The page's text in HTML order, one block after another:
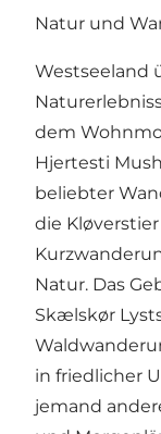
Natur und
Westseeland
dem
Hjertesti
beliebter
die
Natur. Das
Skælskør
in friedlicher
jemand